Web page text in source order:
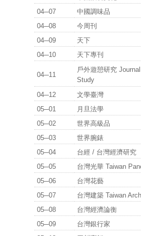
04─07
中國調味品
04─08
今周刊
04─09
天下
04─10
天下專刊
04─11
戶外遊憩研究
Study
04─12
文學臺灣
05─01
月旦法學
05─02
世界高級品
05─03
世界腕錶
05─04
台經 / 台灣經濟研究
05─05
台灣光華 Taiwan
05─06
台灣花藝
05─07
台灣建築 Taiwan
05─08
台灣經濟論衡
05─09
台灣銀行家